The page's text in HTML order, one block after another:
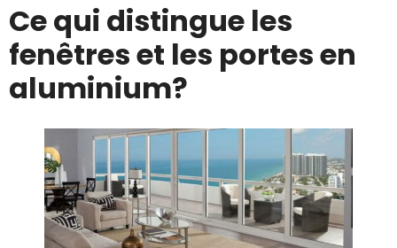
Ce qui distingue les
fenêtres et les portes en
aluminium?